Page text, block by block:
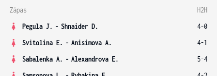
Zápas
H2H
Pegula J. - Shnaider D.
4-0
Svitolina E. - Anisimova A.
4-1
Sabalenka A. - Alexandrova E.
5-4